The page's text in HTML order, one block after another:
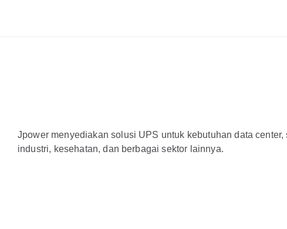
Jpower menyediakan solusi UPS untuk kebutuhan data center,
industri, kesehatan, dan berbagai sektor lainnya.